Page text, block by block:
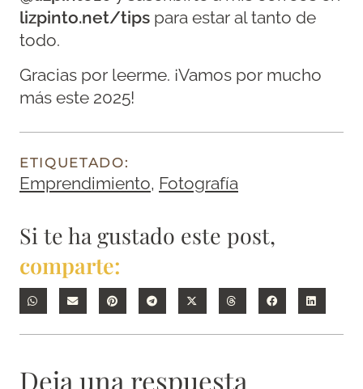
lizpinto.net/tips para estar al tanto de
todo.
Gracias por leerme. ¡Vamos por mucho
más este 2025!
ETIQUETADO:
Emprendimiento, Fotografía
Si te ha gustado este post,
comparte:
Deja una respuesta